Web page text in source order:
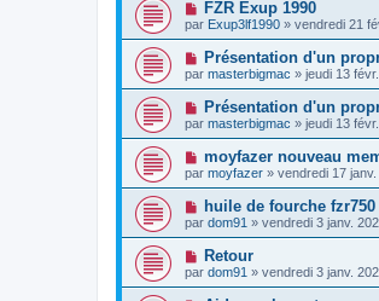
a
g
e
m
e
s
s
a
g
e
e
a
u
m
e
s
s
a
g
e
N
o
u
v
e
a
u
m
e
s
a
g
e
FZR Exup 1990
par Exup3lf1990 » vendredi 21
N
o
u
v
e
a
u
m
e
s
s
a
g
e
Présentation d'un
par masterbigmac » jeudi 13
N
o
u
e
a
u
m
e
s
s
a
g
e
Présentation d'un
par masterbigmac » jeudi 13
N
o
u
v
e
a
u
m
e
s
moyfazer nouveau
par moyfazer » vendredi 17
N
o
u
v
e
a
u
huile de fourche fzr750
par dom91 » vendredi 3 janv.
N
o
u
Retour
par dom91 » vendredi 3 janv.